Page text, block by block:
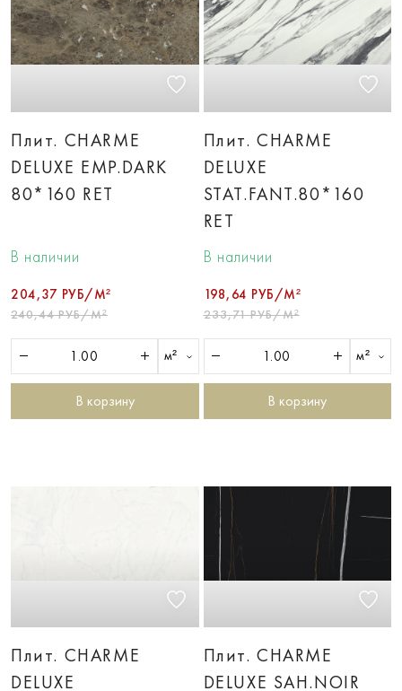
Плит. CHARME
DELUXE EMP.DARK
80*160 RET
В наличии
204,37 РУБ/М²
240,44 РУБ/М²
м²
В корзину
Плит. CHARME
DELUXE
STAT.FANT.80*160
RET
В наличии
198,64 РУБ/М²
233,71 РУБ/М²
м²
В корзину
Плит. CHARME
DELUXE
Плит. CHARME
DELUXE SAH.NOIR